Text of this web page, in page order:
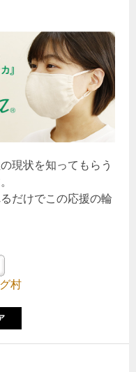
現状を知ってもらう
だけでこの応援の輪
村